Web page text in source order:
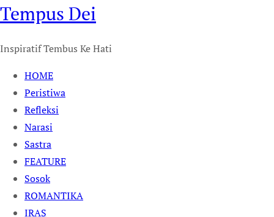
Tempus Dei
Inspiratif Tembus Ke Hati
HOME
Peristiwa
Refleksi
Narasi
Sastra
FEATURE
Sosok
ROMANTIKA
IRAS